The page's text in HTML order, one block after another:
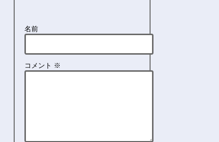
名前
コメント ※